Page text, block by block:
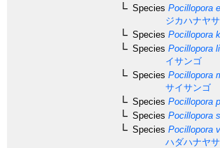
Species Pocillopora
ジカハナヤ
Species Pocillopora
Species Pocillopora
イサンゴ
Species Pocillopora
サイサンゴ
Species Pocillopora
Species Pocillopora
Species Pocillopora
ハダハナヤ